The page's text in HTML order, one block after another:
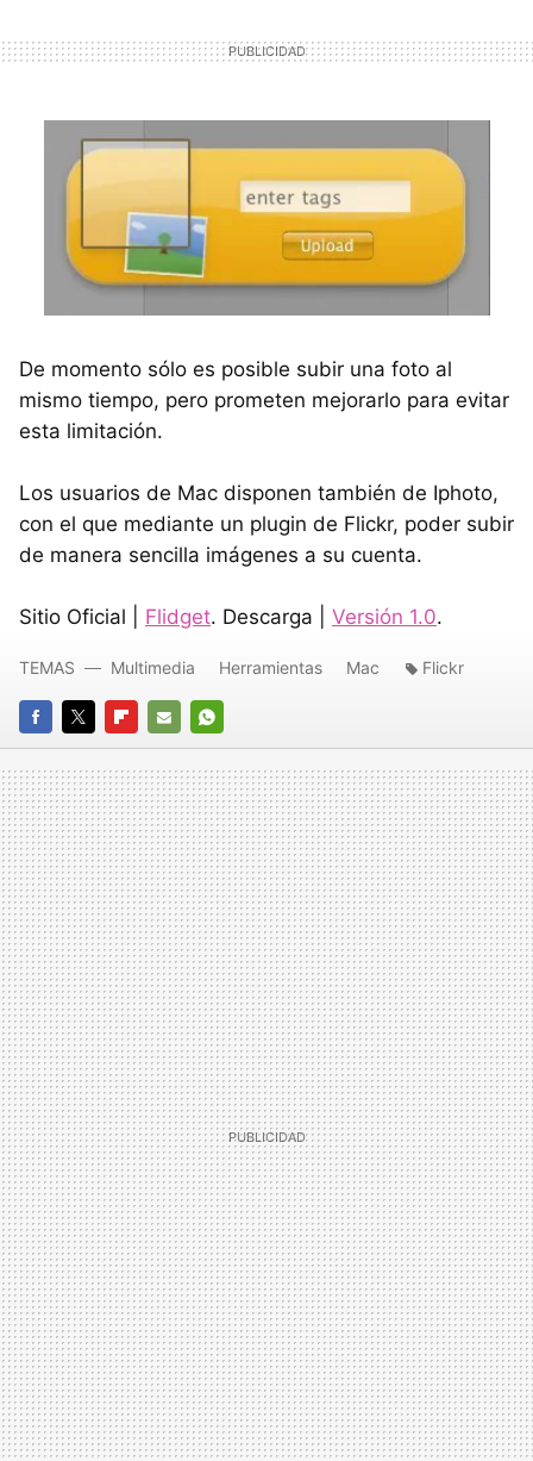
De momento sólo es posible subir una foto al
mismo tiempo, pero prometen mejorarlo para evitar
esta limitación.
Los usuarios de Mac disponen también de Iphoto,
con el que mediante un plugin de Flickr, poder subir
de manera sencilla imágenes a su cuenta.
Sitio Oficial | Flidget. Descarga | Versión 1.0.
FACEBOOK
TWITTERFLIPBOARD
E-
MAIL
WHATSAPP
TEMAS Multimedia Herramientas Mac Flickr